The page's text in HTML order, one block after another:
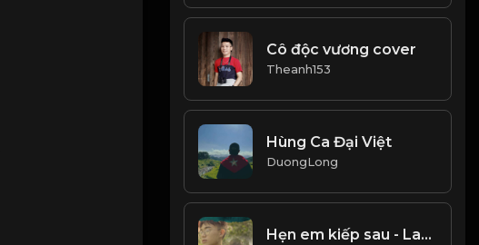
Cô độc vương cover
Theanh153
Hùng Ca Đại Việt
DuongLong
Hẹn em kiếp sau - Law x Fong cover